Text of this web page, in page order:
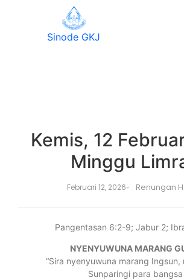
Sinode GKJ
Kemis, 12
Minggu
Februari 12, 2026- Renungan
Pangentasan 6:2-9; Jabur 2;
NYENYUWUNA MARANG
“Sira nyenyuwuna marang Ingsun,
Sunparingi para bangsa